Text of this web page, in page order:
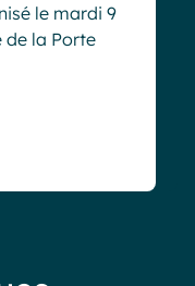
le mardi 9
de la Porte